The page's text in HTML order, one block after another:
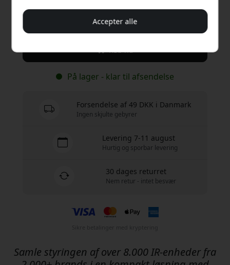
299 DKK
På lager - klar til afsendelse
Forsendelse af 49 DKK i Danmark
Ingen skjulte gebyrer
Levering 7-11 august
Hurtig og sporbar levering
30 dages returret
Nem retur - intet besvær
Samle styringen af over 8.000 IR-enheder fra
Accepter alle